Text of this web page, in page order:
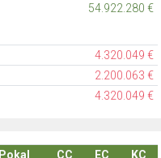
54.922.280 €
4.320.049 €
2.200.063 €
4.320.049 €
Pokal CC EC
KC